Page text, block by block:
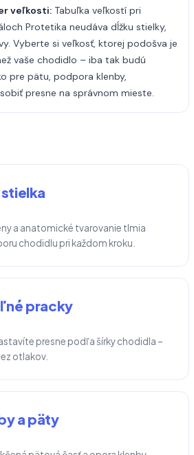
veľkosti: Tabuľka veľkostí pri
Protetika neudáva dĺžku stielky,
Vyberte si veľkosť, ktorej podošva je
vaše chodidlo – iba tak budú
pre pätu, podpora klenby,
presne na správnom mieste.
a anatomické tvarovanie tlmia
chodidlu pri každom kroku.
pracky
presne podľa šírky chodidla –
otlakov.
a päty